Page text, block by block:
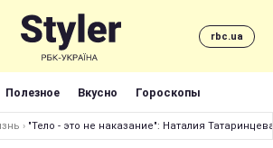
rbc.ua
Полезное Вкусно Гороскопы
› "Тело - это не наказание": Наталия